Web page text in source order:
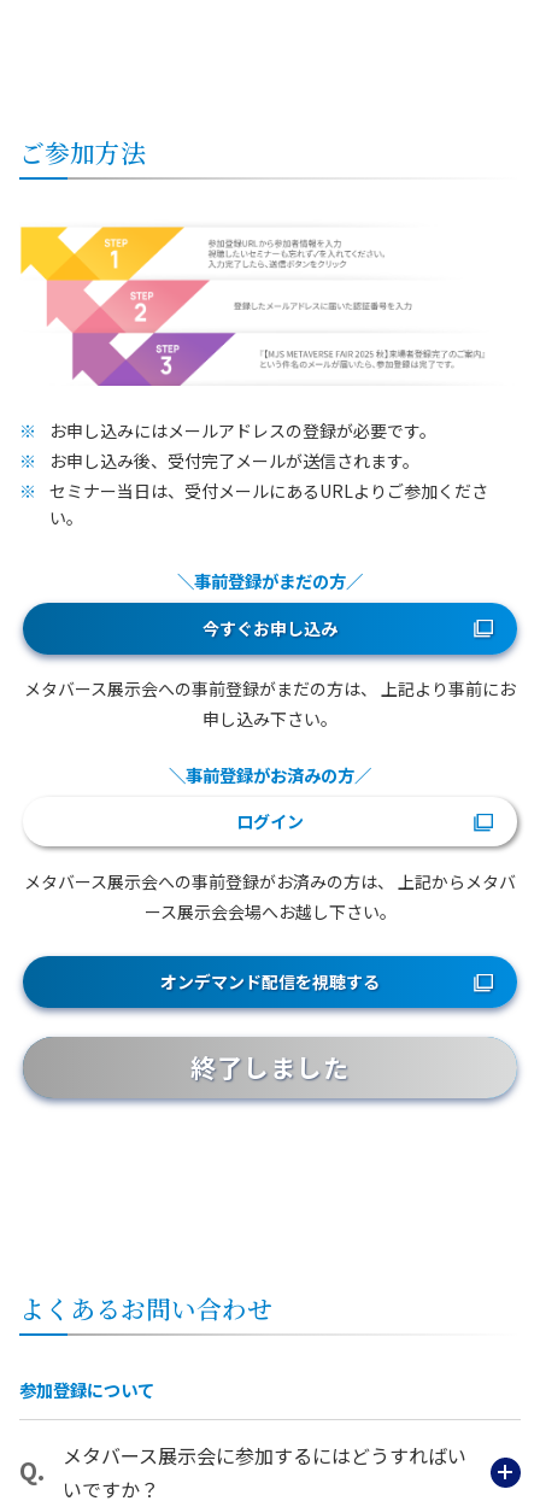
ご参加方法
お申し込みにはメールアドレスの登録が必要です。
お申し込み後、受付完了メールが送信されます。
セミナー当日は、受付メールにあるURLよりご参加くださ
い。
＼事前登録がまだの方／
今すぐお申し込み
メタバース展示会への事前登録がまだの方は、 上記より事前にお
申し込み下さい。
＼事前登録がお済みの方／
ログイン
メタバース展示会への事前登録がお済みの方は、 上記からメタバ
ース展示会会場へお越し下さい。
オンデマンド配信を視聴する
終了しました
よくあるお問い合わせ
参加登録について
メタバース展示会に参加するにはどうすればい
いですか？